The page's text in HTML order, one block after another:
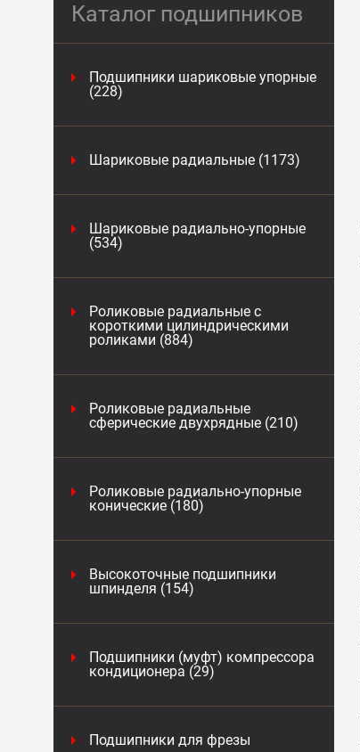
Каталог подшипников
Подшипники шариковые упорные
(228)
Шариковые радиальные (1173)
Шариковые радиально-упорные
(534)
Роликовые радиальные с
короткими цилиндрическими
роликами (884)
Роликовые радиальные
сферические двухрядные (210)
Роликовые радиально-упорные
конические (180)
Высокоточные подшипники
шпинделя (154)
Подшипники (муфт) компрессора
кондиционера (29)
Подшипники для фрезы